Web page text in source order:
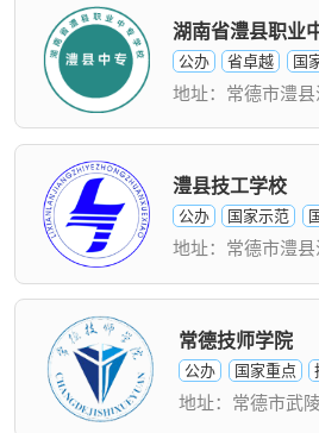
湖南省澧县职业
公办 省卓越 国
澧县技工学校
公办 国家示范
常德技师学院
公办 国家重点
地址：常德市武